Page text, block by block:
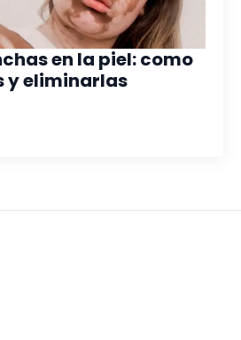
en la piel: como
eliminarlas